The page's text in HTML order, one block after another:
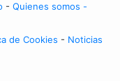
-Quienes somos -
de Cookies - Noticias